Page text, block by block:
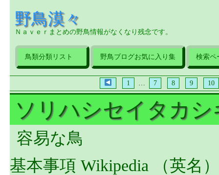
野鳥漠々
Ｎａｖｅｒまとめの野鳥情報がなくなり残念です。
鳥類分類リスト 野鳥ブログお気に入り集 検索ペ
1 7 8 9 10
ソリハシセイタカシ
容易な鳥
基本事項 Wikipedia （英名